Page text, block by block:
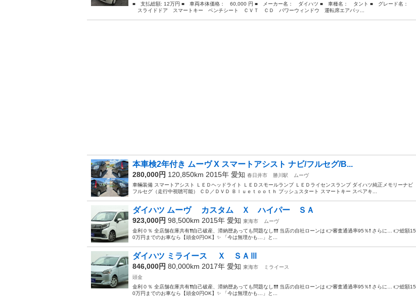
■ 支払総額: 12万円 ■ 車両本体価格： 60,000 円 ■ メーカー名： ダイハツ ■ 車種名： タント ■ グレード名：
スライドドア スマートキー ベンチシート ＣＶＴ ＣＤ パワーウィンドウ 運転席エアバッ...
本車検2年付き ムーヴ X スマートアシスト ナビ/フルセグ/B...
280,000円 120,850km 2015年 愛知 春日井市 勝川駅
ムーヴ
車輛装備 スマートアシスト ＬＥＤヘッドライト ＬＥＤスモールランプ ＬＥＤライセンスランプ ダイハツ純正メモリーナビ
フルセグ（走行中視聴可能） ＣＤ／ＤＶＤ Ｂｌｕｅｔｏｏｔｈ プッシュスタート スマートキー スペアキ...
ダイハツ ムーヴ カスタム Ｘ ハイパー ＳＡ
923,000円 98,500km 2015年 愛知 東海市
ムーヴ
金利０％ 全店舗在庫共有❗️❗️自己破産、滞納歴あっても問題なし❗️❗️❗️ 当店の自社ローンは 👉審査通過率95％❗️ さらに… 👉総額15
0万円までのお車なら【頭金0円OK】✨ 「今は無理かも…」と...
ダイハツ ミライース Ｘ ＳＡⅢ
846,000円 80,000km 2017年 愛知 東海市
ミライース
頭金
金利０％ 全店舗在庫共有❗️❗️自己破産、滞納歴あっても問題なし❗️❗️❗️ 当店の自社ローンは 👉審査通過率95％❗️ さらに… 👉総額15
0万円までのお車なら【頭金0円OK】✨ 「今は無理かも…」と...